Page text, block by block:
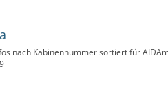
nach Kabinennummer sortiert für